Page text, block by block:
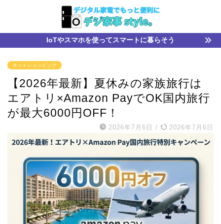
IoTやスマホを使ってスマートに暮らそう
ネットショッピング
【2026年最新】夏休みの家族旅行は
エアトリ×Amazon PayでOK国内旅行
が最大6000円OFF！
2026年7月6日 / 2026年7月6日